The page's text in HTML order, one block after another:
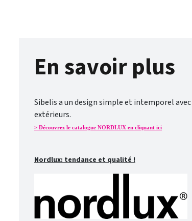
En savoir plus
Sibelis a un design simple et intemporel
extérieurs.
> Découvrez le catalogue NORDLUX en cliquant ici
Nordlux: tendance et qualité !